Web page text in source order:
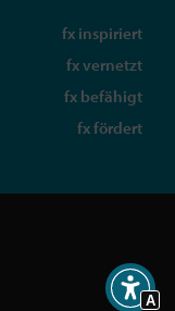
fx inspiriert
fx vernetzt
fx befähigt
fx fördert
A